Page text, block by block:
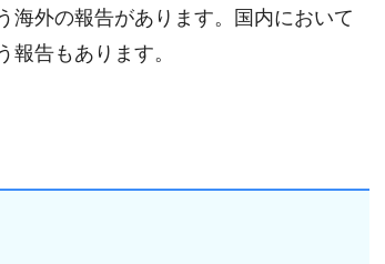
海外の報告があります。国内において
告もあります。